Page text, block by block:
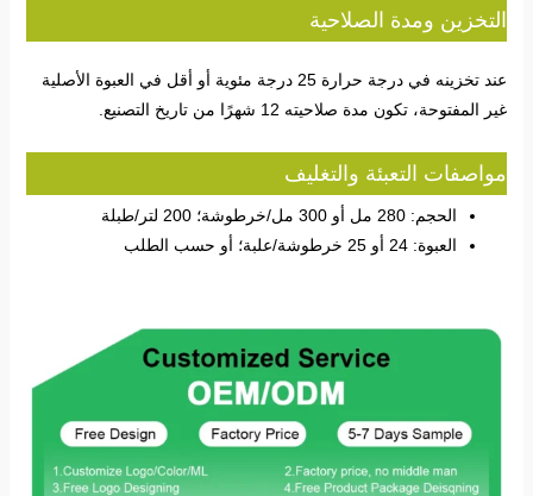
التخزين ومدة الصلاحية
عند تخزينه في درجة حرارة 25 درجة مئوية أو أقل في العبوة الأصلية
غير المفتوحة، تكون مدة صلاحيته 12 شهرًا من تاريخ التصنيع.
مواصفات التعبئة والتغليف
الحجم: 280 مل أو 300 مل/خرطوشة؛ 200 لتر/طبلة
العبوة: 24 أو 25 خرطوشة/علبة؛ أو حسب الطلب